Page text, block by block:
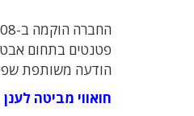
פטנטים בתחום
הודעה משותפת
חואווי מביטה לענן